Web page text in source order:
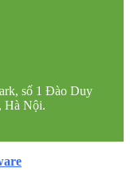
số 1 Đào Duy
Hà Nội.